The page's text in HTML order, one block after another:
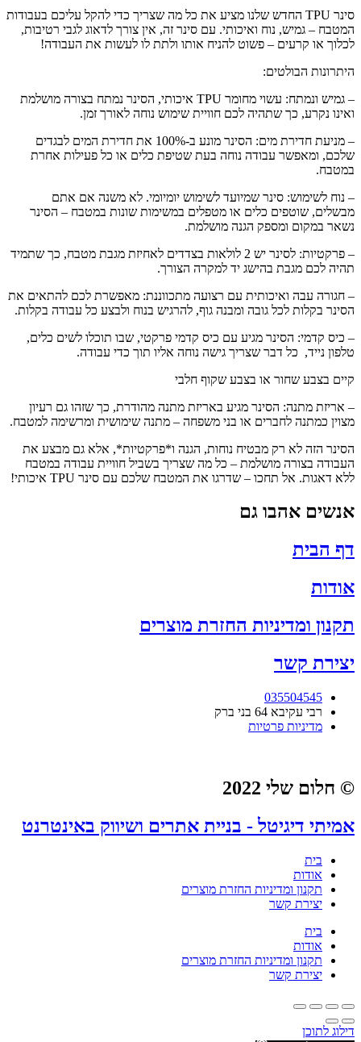
סינר TPU החדש שלנו מציע את כל מה שצריך כדי להקל עליכם בעבודות
המטבח – גמיש, נוח ואיכותי. עם סינר זה, אין צורך לדאוג לגבי רטיבות,
לכלוך או קרעים – פשוט להניח אותו ולתת לו לעשות את העבודה!
היתרונות הבולטים:
– גמיש ונמתח: עשוי מחומר TPU איכותי, הסינר נמתח בצורה מושלמת
ואינו נקרע, כך שתהיה לכם חוויית שימוש נוחה לאורך זמן.
– מניעת חדירת מים: הסינר מונע ב-100% את חדירת המים לבגדים
שלכם, ומאפשר עבודה נוחה בעת שטיפת כלים או כל פעילות אחרת
במטבח.
– נוח לשימוש: סינר שמיועד לשימוש יומיומי. לא משנה אם אתם
מבשלים, שוטפים כלים או מטפלים במשימות שונות במטבח – הסינר
נשאר במקום ומספק הגנה מושלמת.
– פרקטיות: לסינר יש 2 לולאות בצדדים לאחיזת מגבת מטבח, כך שתמיד
תהיה לכם מגבת בהישג יד למקרה הצורך.
– חגורה עבה ואיכותית עם רצועה מתכווננת: מאפשרת לכם להתאים את
הסינר בקלות לכל גובה ומבנה גוף, להרגיש בנוח ולבצע כל עבודה בקלות.
– כיס קדמי: הסינר מגיע עם כיס קדמי פרקטי, שבו תוכלו לשים כלים,
טלפון נייד, כל דבר שצריך גישה נוחה אליו תוך כדי עבודה.
קיים בצבע שחור או בצבע שקוף חלבי
– אריזת מתנה: הסינר מגיע באריזת מתנה מהודרת, כך שזהו גם רעיון
מצוין כמתנה לחברים או בני משפחה – מתנה שימושית ומרשימה למטבח.
הסינר הזה לא רק מבטיח נוחות, הגנה ו*פרקטיות*, אלא גם מבצע את
העבודה בצורה מושלמת – כל מה שצריך בשביל חוויית עבודה במטבח
ללא דאגות. אל תחכו – שדרגו את המטבח שלכם עם סינר TPU איכותי!
אנשים אהבו גם
דף הבית
אודות
תקנון ומדיניות החזרת מוצרים
יצירת קשר
035504545
רבי עקיבא 64 בני ברק
מדיניות פרטיות
© חלום שלי 2022
אמיתי דיגיטל - בניית אתרים ושיווק באינטרנט
בית
אודות
תקנון ומדיניות החזרת מוצרים
יצירת קשר
בית
אודות
תקנון ומדיניות החזרת מוצרים
יצירת קשר
דילוג לתוכן